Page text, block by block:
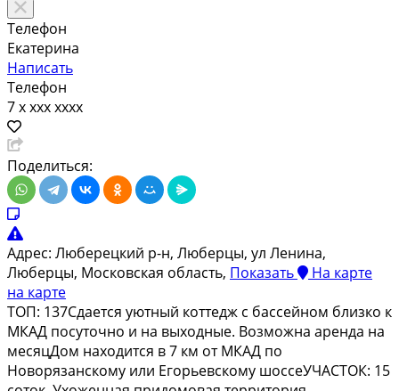
Телефон
Екатерина
Написать
Телефон
7 x xxx xxxx
Поделиться:
Адрес: Люберецкий р-н, Люберцы, ул Ленина,
Люберцы, Московская область, Показать
На карте
на карте
ТОП: 137Сдается уютный коттедж с бассейном близко к
МКАД посуточно и на выходные. Возможна аренда на
месяцДом находится в 7 км от МКАД по
Новорязанскому или Егорьевскому шоссеУЧАСТОК: 15